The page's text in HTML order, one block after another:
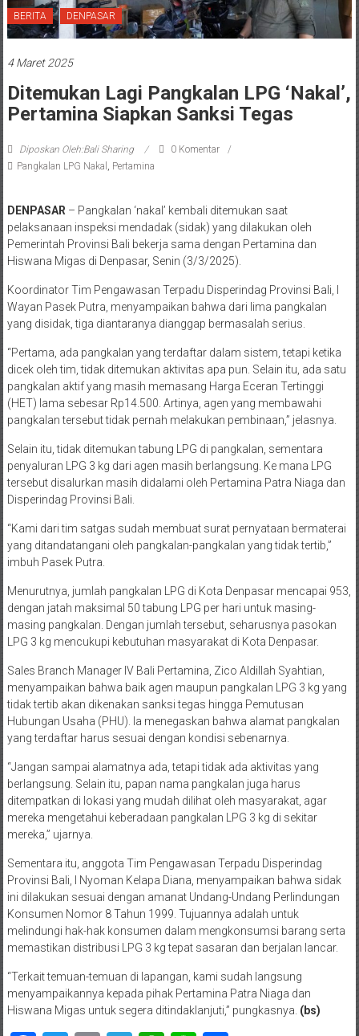
BERITA DENPASAR
4 Maret 2025
Ditemukan Lagi Pangkalan LPG ‘Nakal’,
Pertamina Siapkan Sanksi Tegas
Diposkan Oleh:Bali Sharing
0 Komentar
Pangkalan LPG Nakal
Pertamina
DENPASAR – Pangkalan ‘nakal’ kembali ditemukan saat
pelaksanaan inspeksi mendadak (sidak) yang dilakukan oleh
Pemerintah Provinsi Bali bekerja sama dengan Pertamina dan
Hiswana Migas di Denpasar, Senin (3/3/2025).
Koordinator Tim Pengawasan Terpadu Disperindag Provinsi Bali, I
Wayan Pasek Putra, menyampaikan bahwa dari lima pangkalan
yang disidak, tiga diantaranya dianggap bermasalah serius.
“Pertama, ada pangkalan yang terdaftar dalam sistem, tetapi ketika
dicek oleh tim, tidak ditemukan aktivitas apa pun. Selain itu, ada satu
pangkalan aktif yang masih memasang Harga Eceran Tertinggi
(HET) lama sebesar Rp14.500. Artinya, agen yang membawahi
pangkalan tersebut tidak pernah melakukan pembinaan,” jelasnya.
Selain itu, tidak ditemukan tabung LPG di pangkalan, sementara
penyaluran LPG 3 kg dari agen masih berlangsung. Ke mana LPG
tersebut disalurkan masih didalami oleh Pertamina Patra Niaga dan
Disperindag Provinsi Bali.
“Kami dari tim satgas sudah membuat surat pernyataan bermaterai
yang ditandatangani oleh pangkalan-pangkalan yang tidak tertib,”
imbuh Pasek Putra.
Menurutnya, jumlah pangkalan LPG di Kota Denpasar mencapai 953,
dengan jatah maksimal 50 tabung LPG per hari untuk masing-
masing pangkalan. Dengan jumlah tersebut, seharusnya pasokan
LPG 3 kg mencukupi kebutuhan masyarakat di Kota Denpasar.
Sales Branch Manager IV Bali Pertamina, Zico Aldillah Syahtian,
menyampaikan bahwa baik agen maupun pangkalan LPG 3 kg yang
tidak tertib akan dikenakan sanksi tegas hingga Pemutusan
Hubungan Usaha (PHU). Ia menegaskan bahwa alamat pangkalan
yang terdaftar harus sesuai dengan kondisi sebenarnya.
“Jangan sampai alamatnya ada, tetapi tidak ada aktivitas yang
berlangsung. Selain itu, papan nama pangkalan juga harus
ditempatkan di lokasi yang mudah dilihat oleh masyarakat, agar
mereka mengetahui keberadaan pangkalan LPG 3 kg di sekitar
mereka,” ujarnya.
Sementara itu, anggota Tim Pengawasan Terpadu Disperindag
Provinsi Bali, I Nyoman Kelapa Diana, menyampaikan bahwa sidak
ini dilakukan sesuai dengan amanat Undang-Undang Perlindungan
Konsumen Nomor 8 Tahun 1999. Tujuannya adalah untuk
melindungi hak-hak konsumen dalam mengkonsumsi barang serta
memastikan distribusi LPG 3 kg tepat sasaran dan berjalan lancar.
“Terkait temuan-temuan di lapangan, kami sudah langsung
menyampaikannya kepada pihak Pertamina Patra Niaga dan
Hiswana Migas untuk segera ditindaklanjuti,” pungkasnya. (bs)